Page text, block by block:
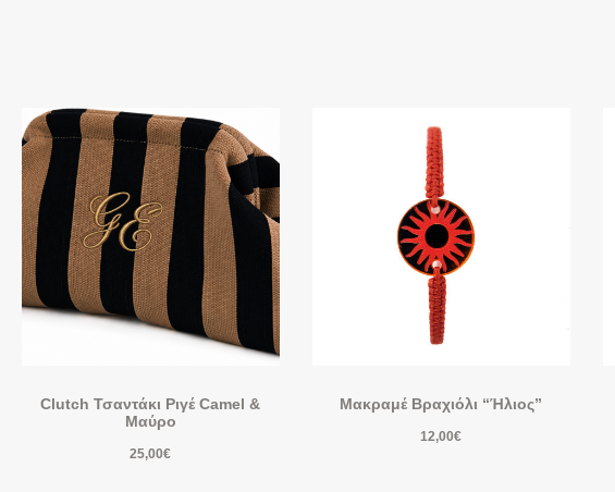
Clutch Τσαντάκι Ριγέ Camel &
Μαύρο
25,00€
Μακραμέ Βραχιόλι “Ήλιος”
12,00€